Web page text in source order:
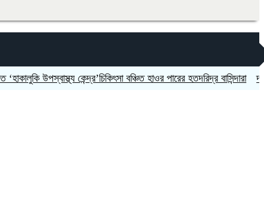
উপস্বাস্থ্য কেন্দ্র’চিকিৎসা বঞ্চিত হাওর পারের হতদরিদ্র বাসিন্দারা দলকে